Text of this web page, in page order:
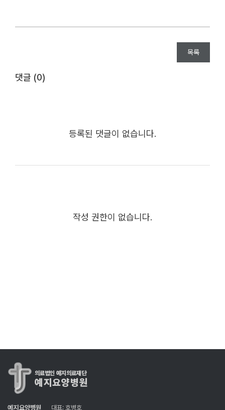
목록
댓글 (0)
등록된 댓글이 없습니다.
작성 권한이 없습니다.
의료법인 예지의료재단
예지요양병원
예지요양병원 대표: 호병호